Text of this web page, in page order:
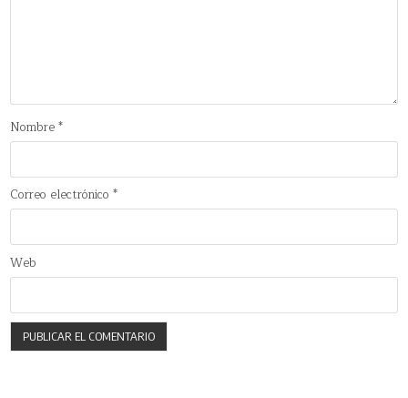
Nombre*
Correo electrónico*
Web